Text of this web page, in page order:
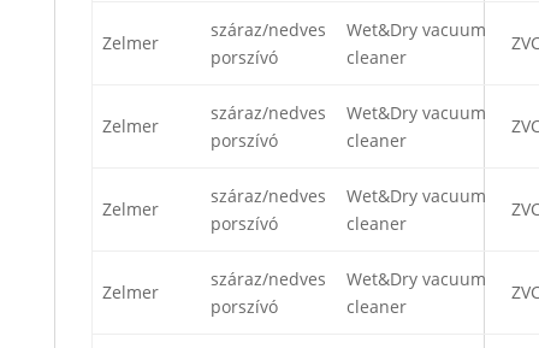
Zelmer
száraz/nedves
porszívó
Wet&Dry vacuum
cleaner
Zelmer
száraz/nedves
porszívó
Wet&Dry vacuum
cleaner
Zelmer
száraz/nedves
porszívó
Wet&Dry vacuum
cleaner
Zelmer
száraz/nedves
porszívó
Wet&Dry vacuum
cleaner